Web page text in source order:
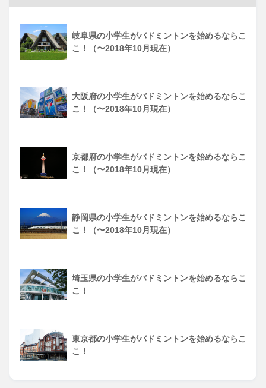
岐阜県の小学生がバドミントンを始めるならこ
こ！（〜2018年10月現在）
大阪府の小学生がバドミントンを始めるならこ
こ！（〜2018年10月現在）
京都府の小学生がバドミントンを始めるならこ
こ！（〜2018年10月現在）
静岡県の小学生がバドミントンを始めるならこ
こ！（〜2018年10月現在）
埼玉県の小学生がバドミントンを始めるならこ
こ！
東京都の小学生がバドミントンを始めるならこ
こ！